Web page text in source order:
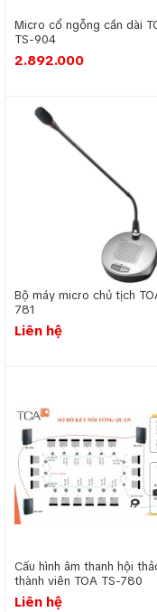
Lắp đặt hệ
780 cho phòng
Tĩnh, Hà Tĩnh.
Bộ trung tâm:
TS-780 là thiết
thảo với các
định quyền lựa
sử dụng đồng
nối tới các máy
Micro chủ tọa
Micro cổ ngỗng cần dài
TS-904
2.892.000
Bộ máy micro chủ tịch
781
Liên hệ
Cấu hình âm thanh hội
thành viên TOA TS-780
Liên hệ